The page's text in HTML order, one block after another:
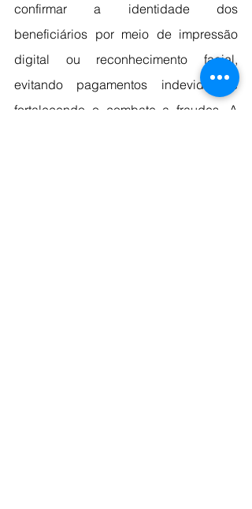
confirmar a identidade dos
beneficiários por meio de impressão
digital ou reconhecimento facial,
evitando pagamentos indevidos e
fortalecendo o combate a fraudes. A